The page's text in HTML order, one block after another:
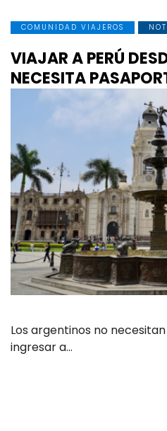
COMUNIDAD VIAJEROS
VIAJAR A PERÚ
NECESITA
Los argentinos no
ingresar a…